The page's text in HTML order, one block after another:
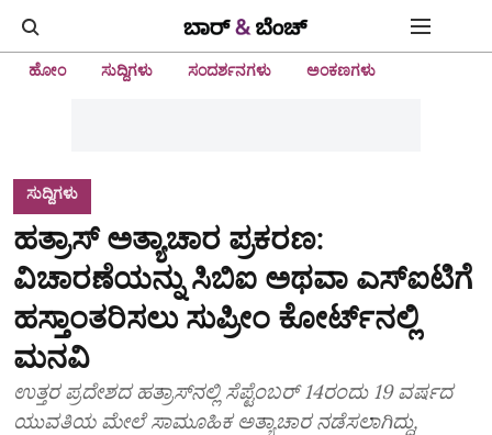
ಹೋಂ ಸುದ್ದಿಗಳು ಸಂದರ್ಶನಗಳು ಅಂಕಣಗಳು
ಸುದ್ದಿಗಳು
ಹತ್ರಾಸ್ ಅತ್ಯಾಚಾರ ಪ್ರಕರಣ:
ವಿಚಾರಣೆಯನ್ನು ಸಿಬಿಐ ಅಥವಾ ಎಸ್‌ಐಟಿಗೆ
ಹಸ್ತಾಂತರಿಸಲು ಸುಪ್ರೀಂ ಕೋರ್ಟ್‌ನಲ್ಲಿ
ಮನವಿ
ಉತ್ತರ ಪ್ರದೇಶದ ಹತ್ರಾಸ್‌ನಲ್ಲಿ ಸೆಪ್ಟೆಂಬರ್ 14ರಂದು 19 ವರ್ಷದ
ಯುವತಿಯ ಮೇಲೆ ಸಾಮೂಹಿಕ ಅತ್ಯಾಚಾರ ನಡೆಸಲಾಗಿದ್ದು,